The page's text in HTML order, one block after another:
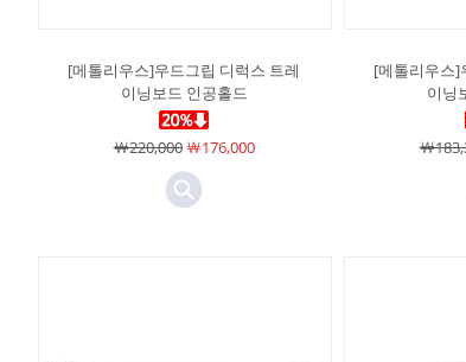
[메톨리우스]우드그립 디럭스 트레
이닝보드 인공홀드
￦220,000￦176,000
[메톨리우스]
이닝
￦